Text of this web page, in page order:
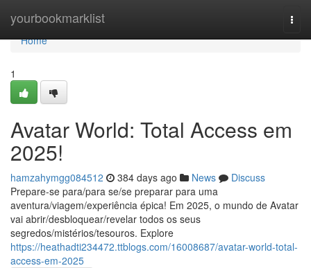
yourbookmarklist
Home
Home
1
Avatar World: Total Access em
2025!
hamzahymgg084512 384 days ago News
Discuss
Prepare-se para/para se/se preparar para uma
aventura/viagem/experiência épica! Em 2025, o mundo de Avatar
vai abrir/desbloquear/revelar todos os seus
segredos/mistérios/tesouros. Explore
https://heathadti234472.ttblogs.com/16008687/avatar-world-total-
access-em-2025